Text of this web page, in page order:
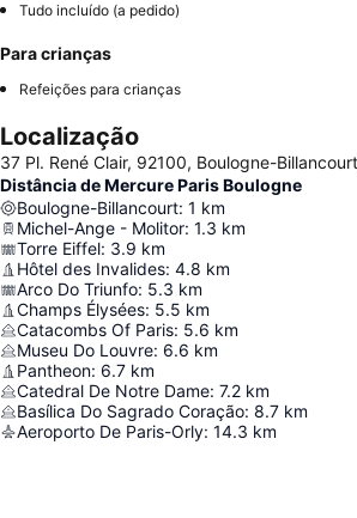
Tudo incluído (a pedido)
Para crianças
Refeições para crianças
Localização
37 Pl. René Clair, 92100, Boulogne-
Distância de Mercure Paris Boulogne
Boulogne-Billancourt: 1 km
Michel-Ange - Molitor: 1.3 km
Torre Eiffel: 3.9 km
Hôtel des Invalides: 4.8 km
Arco Do Triunfo: 5.3 km
Champs Élysées: 5.5 km
Catacombs Of Paris: 5.6 km
Museu Do Louvre: 6.6 km
Pantheon: 6.7 km
Catedral De Notre Dame: 7.2 km
Basílica Do Sagrado Coração: 8.7 km
Aeroporto De Paris-Orly: 14.3 km